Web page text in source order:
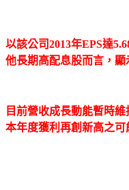
以該公司2013年EPS達
他長期高配息股而言，顯
目前營收成長動能暫時
本年度獲利再創新高之可